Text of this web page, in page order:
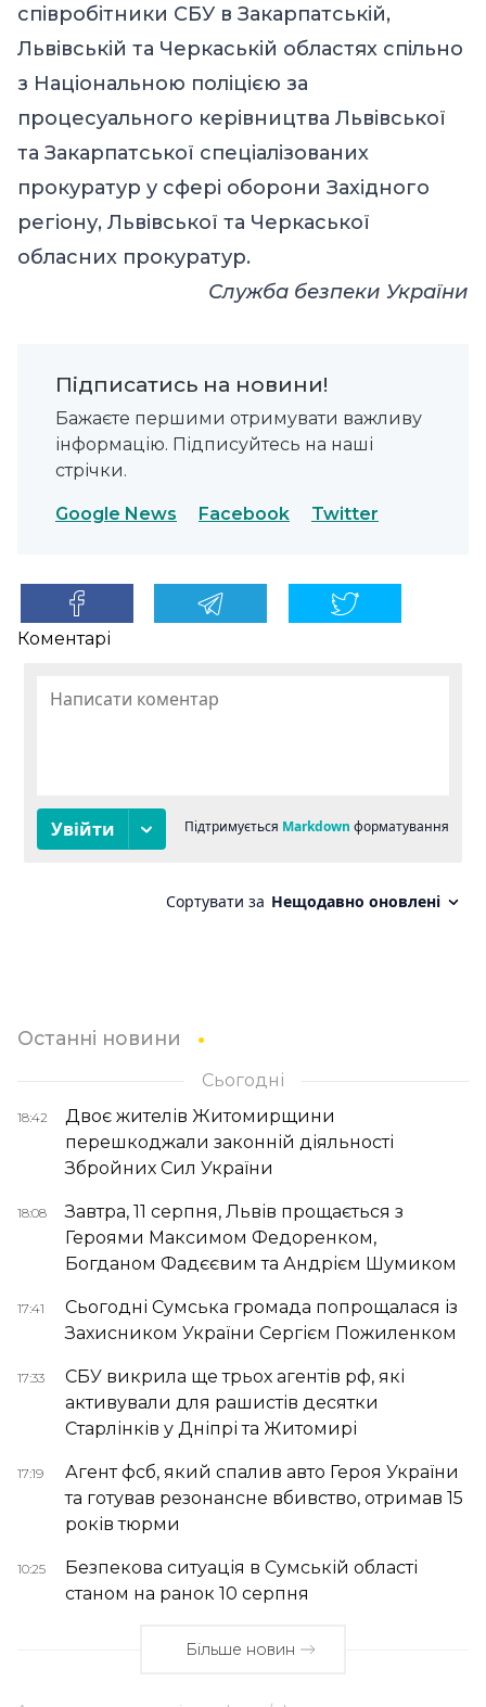
співробітники СБУ в Закарпатській,
Львівській та Черкаській областях спільно
з Національною поліцією за
процесуального керівництва Львівської
та Закарпатської спеціалізованих
прокуратур у сфері оборони Західного
регіону, Львівської та Черкаської
обласних прокуратур.
Служба безпеки України
Підписатись на новини!
Бажаєте першими отримувати важливу
інформацію. Підписуйтесь на наші
стрічки.
Google News Facebook Twitter
Коментарі
Останні новини
Сьогодні
18:42
Двоє жителів Житомирщини
перешкоджали законній діяльності
Збройних Сил України
18:08
Завтра, 11 серпня, Львів прощається з
Героями Максимом Федоренком,
Богданом Фадєєвим та Андрієм Шумиком
17:41
Сьогодні Сумська громада попрощалася із
Захисником України Сергієм Пожиленком
17:33
СБУ викрила ще трьох агентів рф, які
активували для рашистів десятки
Старлінків у Дніпрі та Житомирі
17:19
Агент фсб, який спалив авто Героя України
та готував резонансне вбивство, отримав 15
років тюрми
10:25
Безпекова ситуація в Сумській області
станом на ранок 10 серпня
Більше новин